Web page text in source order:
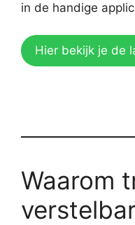
in de handige
Hier bekijk je de
Waarom